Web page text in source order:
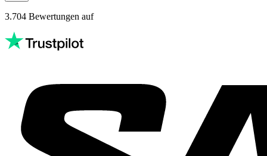
3.704 Bewertungen auf